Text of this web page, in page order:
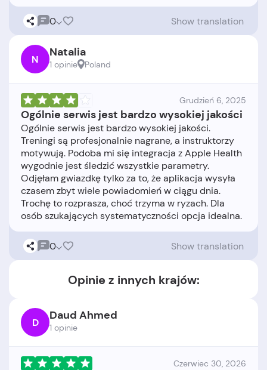
0 Show translation
N Natalia
1 opinie Poland
Grudzień 6, 2025
Ogólnie serwis jest bardzo wysokiej jakości
Ogólnie serwis jest bardzo wysokiej jakości.
Treningi są profesjonalnie nagrane, a instruktorzy
motywują. Podoba mi się integracja z Apple Health
wygodnie jest śledzić wszystkie parametry.
Odjęłam gwiazdkę tylko za to, że aplikacja wysyła
czasem zbyt wiele powiadomień w ciągu dnia.
Trochę to rozprasza, choć trzyma w ryzach. Dla
0 Show translation
Opinie z innych krajów:
D Daud Ahmed
1 opinie
Czerwiec 30, 2026